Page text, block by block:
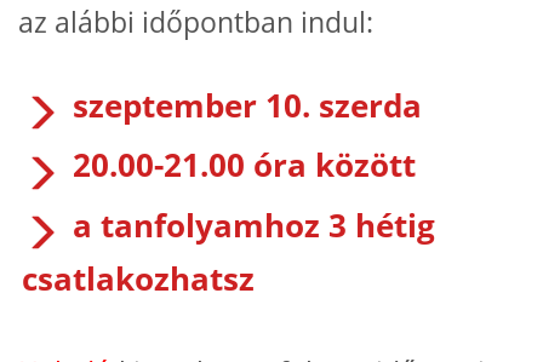
az alábbi időpontban indul:
szeptember 10. szerda
20.00-21.00 óra között
a tanfolyamhoz 3 hétig
csatlakozhatsz